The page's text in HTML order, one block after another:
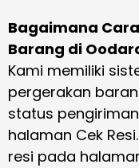
Bagaimana
Barang di
Kami memiliki
pergerakan
status
halaman Cek
resi pada